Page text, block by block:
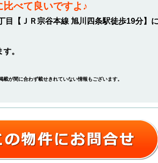
べて良いですよ♪
目【ＪＲ宗谷本線 旭川四条駅徒歩19分】
。
が間に合わず載せきれていない情報もございます。